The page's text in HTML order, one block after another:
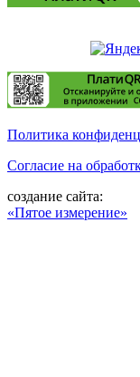
Политика
Согласие на
создание сайта:
«Пятое измерение»